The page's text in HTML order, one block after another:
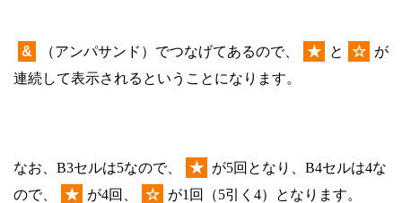
& （アンパサンド）でつなげてあるので、 ★ と ☆ が
連続して表示されるということになります。
なお、B3セルは5なので、 ★ が5回となり、B4セルは4な
ので、
★ が4回、 ☆ が1回（5引く4）となります。